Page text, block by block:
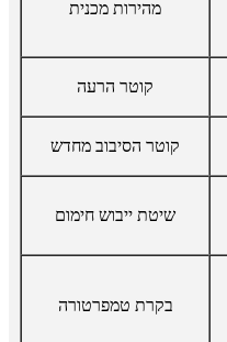
מהירות מכנית
קוטר הרעה
קוטר הסיבוב מחדש
שיטת ייבוש חימום
בקרת טמפרטורה